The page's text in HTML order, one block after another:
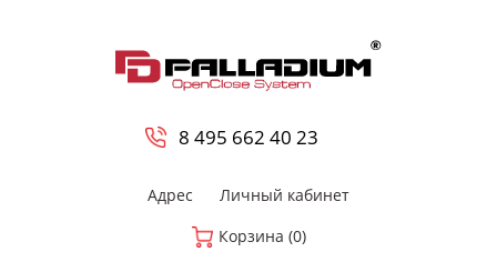
8 495 662 40 23
Адрес
Личный кабинет
Корзина (0)